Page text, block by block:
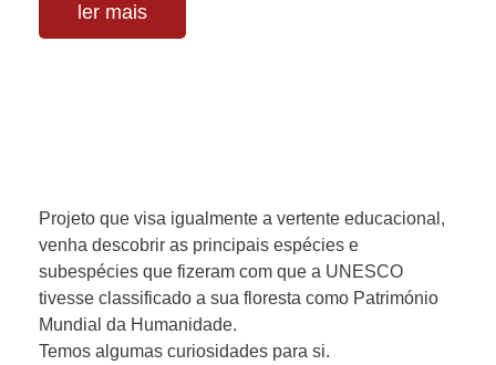
ler mais
Projeto que visa igualmente a vertente educacional,
venha descobrir as principais espécies e
subespécies que fizeram com que a UNESCO
tivesse classificado a sua floresta como Património
Mundial da Humanidade.
Temos algumas curiosidades para si.